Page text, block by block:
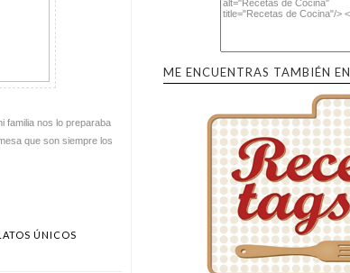
familia nos lo preparaba
que son siempre los
ÚNICOS
ME ENCUENTRAS TAMBIÉN EN